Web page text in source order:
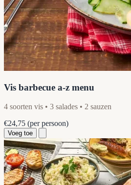
Vis barbecue a-z menu
4 soorten vis • 3 salades • 2 sauzen
€24,75 (per persoon)
Voeg toe